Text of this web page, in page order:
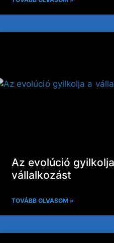
Az evolúció
vállalkozást
TOVÁBB OLVASOM »